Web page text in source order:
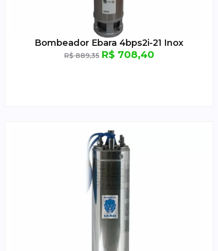
Bombeador Ebara 4bps2i-21 Inox
R$889,35 R$708,40